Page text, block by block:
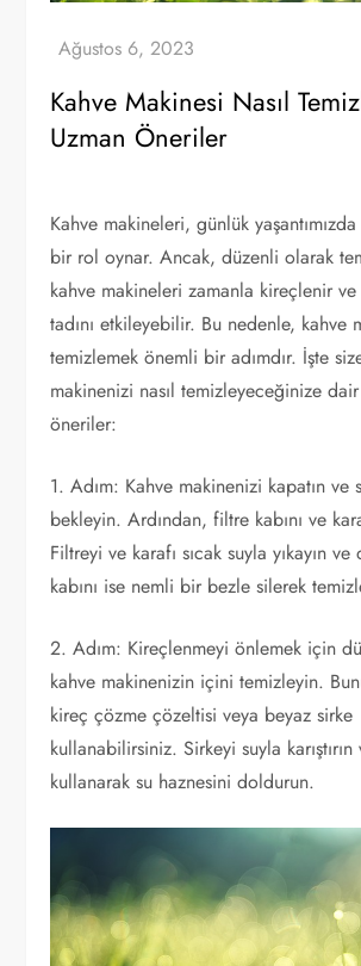
Kahve Makinesi Nasıl
Uzman Öneriler
Kahve makineleri, günlük
bir rol oynar. Ancak, düzenli olarak
kahve makineleri zamanla kireçlenir
tadını etkileyebilir. Bu nedenle, kahve
temizlemek önemli bir adımdır. İşte
makinenizi nasıl temizleyeceğinize
öneriler:
1. Adım: Kahve makinenizi kapatın ve
bekleyin. Ardından, filtre kabını ve
Filtreyi ve karafı sıcak suyla yıkayın
kabını ise nemli bir bezle silerek
2. Adım: Kireçlenmeyi önlemek için
kahve makinenizin içini temizleyin.
kireç çözme çözeltisi veya beyaz sirke
kullanabilirsiniz. Sirkeyi suyla karıştırın
kullanarak su haznesini doldurun.